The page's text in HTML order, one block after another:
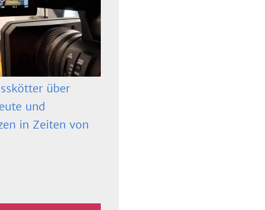
über
und
in Zeiten von